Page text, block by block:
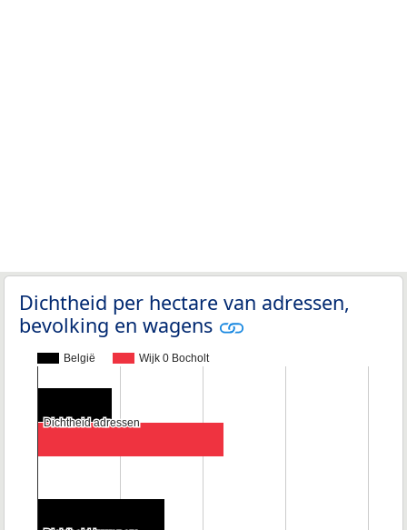
Dichtheid per hectare van adressen,
bevolking en wagens
België Wijk 0 Bocholt
Dichtheid adressen
Dichtheid adressen